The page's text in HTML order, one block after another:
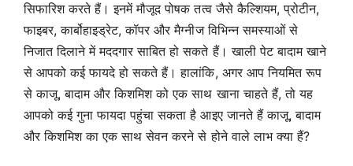
सिफारिश करते हैं। इनमें मौजूद पोषक तत्व जैसे कैल्शियम, प्रोटीन,
फाइबर, कार्बोहाइड्रेट, कॉपर और मैग्नीज विभिन्न समस्याओं से
निजात दिलाने में मददगार साबित हो सकते हैं। खाली पेट बादाम खाने
से आपको कई फायदे हो सकते हैं। हालांकि, अगर आप नियमित रूप
से काजू, बादाम और किशमिश को एक साथ खाना चाहते हैं, तो यह
आपको कई गुना फायदा पहुंचा सकता है आइए जानते हैं काजू, बादाम
और किशमिश का एक साथ सेवन करने से होने वाले लाभ क्या हैं?